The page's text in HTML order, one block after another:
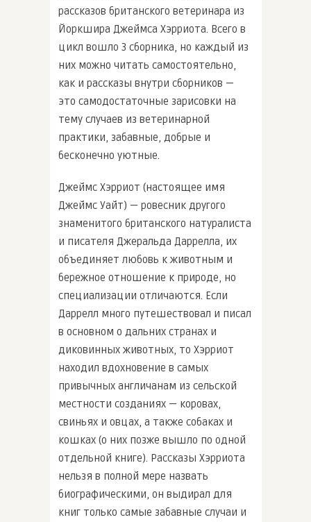
рассказов британского ветеринара из
Йоркшира Джеймса Хэрриота. Всего в
цикл вошло 3 сборника, но каждый из
них можно читать самостоятельно,
как и рассказы внутри сборников —
это самодостаточные зарисовки на
тему случаев из ветеринарной
практики, забавные, добрые и
бесконечно уютные.
Джеймс Хэрриот (настоящее имя
Джеймс Уайт) — ровесник другого
знаменитого британского натуралиста
и писателя Джеральда Даррелла, их
объединяет любовь к животным и
бережное отношение к природе, но
специализации отличаются. Если
Даррелл много путешествовал и писал
в основном о дальних странах и
диковинных животных, то Хэрриот
находил вдохновение в самых
привычных англичанам из сельской
местности созданиях — коровах,
свиньях и овцах, а также собаках и
кошках (о них позже вышло по одной
отдельной книге). Рассказы Хэрриота
нельзя в полной мере назвать
биографическими, он выдирал для
книг только самые забавные случаи и